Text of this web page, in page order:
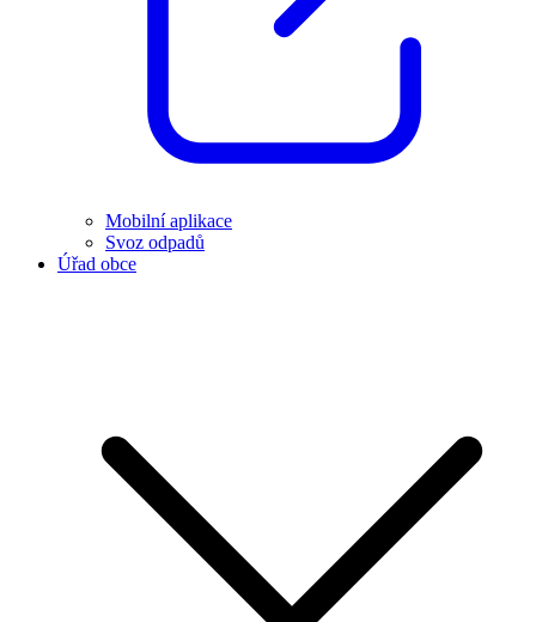
Mobilní aplikace
Svoz odpadů
Úřad obce